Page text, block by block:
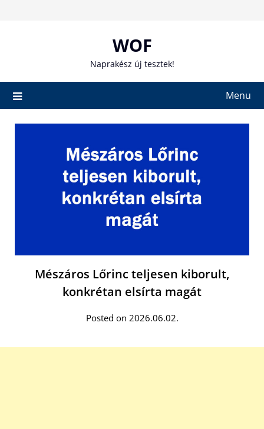
WOF
Naprakész új tesztek!
Menu
Mészáros Lőrinc teljesen kiborult,
konkrétan elsírta magát
Posted on 2026.06.02.